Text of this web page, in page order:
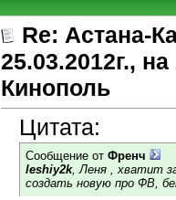
Re: Астана-
25.03.2012г.,
Кинополь
Цитата:
Сообщение от Френч
leshiy2k, Леня , хватит
создать новую про ФВ,